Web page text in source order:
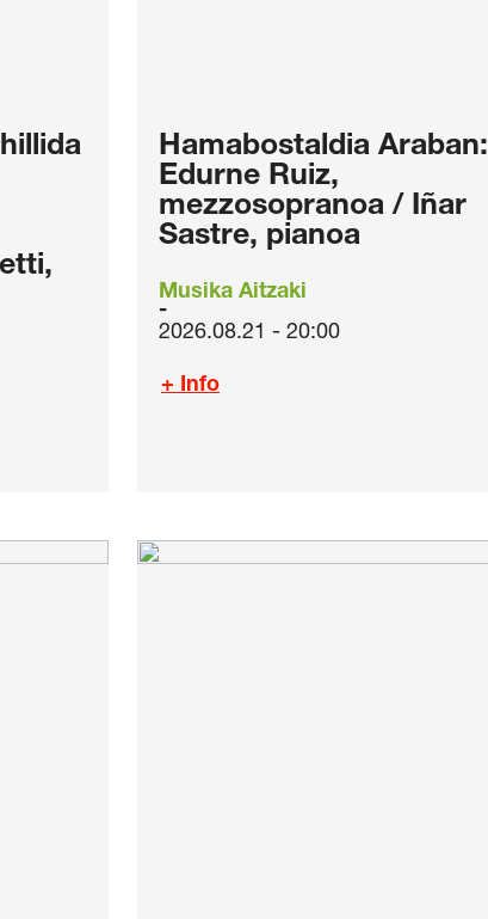
Hamabostaldia Araban:
Edurne Ruiz,
mezzosopranoa / Iñar
Sastre, pianoa
Musika Aitzaki
2026.08.21 - 20:00
+ Info